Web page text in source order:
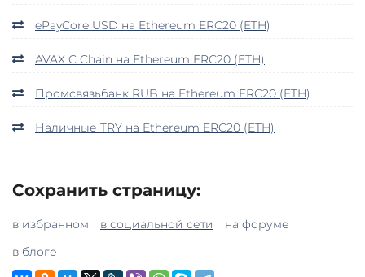
ePayCore USD на Ethereum ERC20 (ETH)
AVAX C Chain на Ethereum ERC20 (ETH)
Промсвязьбанк RUB на Ethereum ERC20 (ETH)
Наличные TRY на Ethereum ERC20 (ETH)
Сохранить страницу:
в избранном в социальной сети
на форуме
в блоге